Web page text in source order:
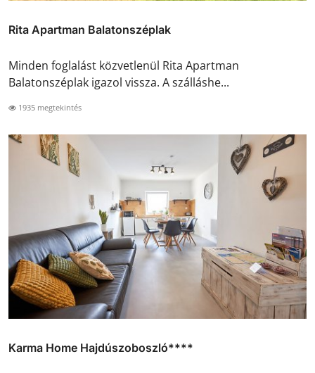
Rita Apartman Balatonszéplak
Minden foglalást közvetlenül Rita Apartman
Balatonszéplak igazol vissza. A szálláshe...
1935 megtekintés
Karma Home Hajdúszoboszló****